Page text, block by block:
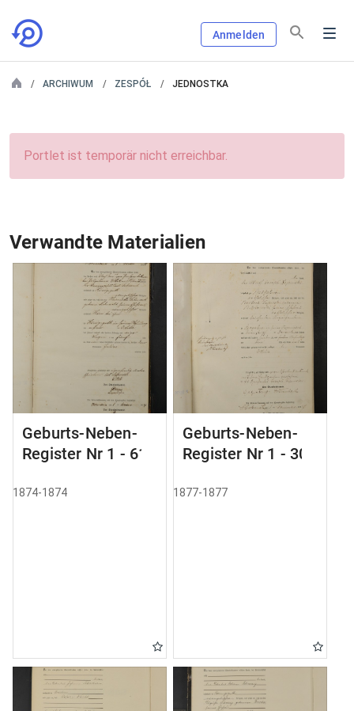
Anmelden
ARCHIWUM ZESPÓŁ JEDNOSTKA
Portlet ist temporär nicht erreichbar.
Verwandte Materialien
Geburts-Neben-
Register Nr 1 - 61
1874-1874
Geburts-Neben-
Register Nr 1 - 305
1877-1877